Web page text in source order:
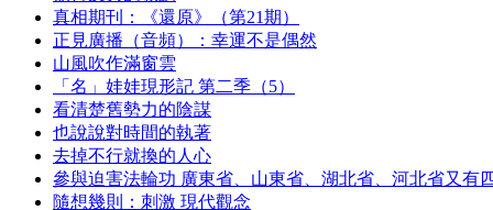
真相期刊：《還原》（第21期）
正見廣播（音頻）：幸運不是偶然
山風吹作滿窗雲
「名」娃娃現形記 第二季（5）
看清楚舊勢力的陰謀
也說說對時間的執著
去掉不行就換的人心
參與迫害法輪功 廣東省、山東省、湖北省、河北省又有
隨想幾則：刺激 現代觀念